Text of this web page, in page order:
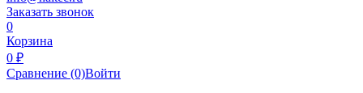
Заказать звонок
0
Корзина
0 ₽
Сравнение (0)Войти